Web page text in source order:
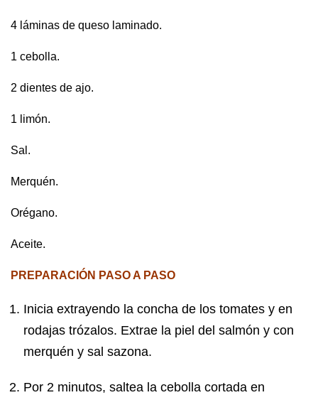
4 láminas de queso laminado.
1 cebolla.
2 dientes de ajo.
1 limón.
Sal.
Merquén.
Orégano.
Aceite.
PREPARACIÓN PASO A PASO
Inicia extrayendo la concha de los tomates y en
rodajas trózalos. Extrae la piel del salmón y con
merquén y sal sazona.
Por 2 minutos, saltea la cebolla cortada en